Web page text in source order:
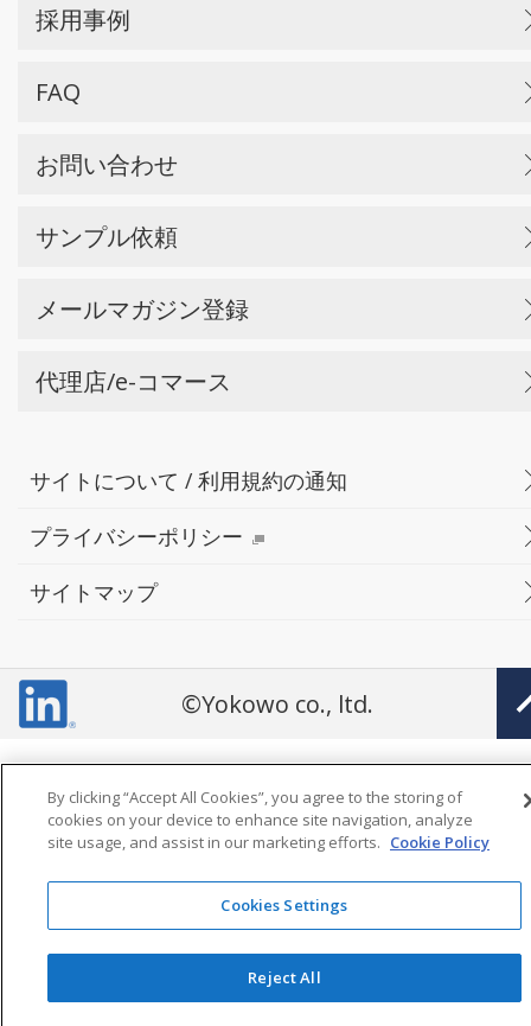
採用事例
FAQ
お問い合わせ
サンプル依頼
メールマガジン登録
代理店/e-コマース
サイトについて / 利用規約の通知
プライバシーポリシー
サイトマップ
©Yokowo co., ltd.
By clicking “Accept All Cookies”, you agree to the storing of
cookies on your device to enhance site navigation, analyze
site usage, and assist in our marketing efforts. Cookie Policy
Cookies Settings
Reject All